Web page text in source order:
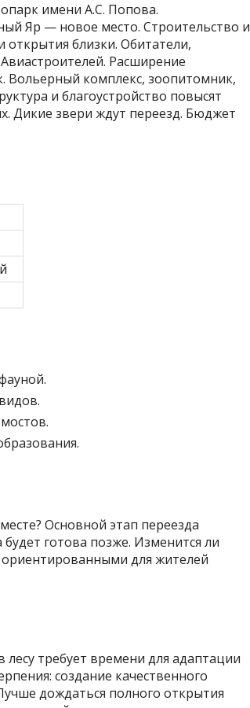
имени А.С. Попова.
Яр — новое место. Строительство и
открытия близки. Обитатели,
Расширение
Вольерный комплекс, зоопитомник,
и благоустройство повысят
Дикие звери ждут переезд. Бюджет
Основной этап переезда
готова позже. Изменится ли
для жителей
требует времени для адаптации
создание качественного
дождаться полного открытия